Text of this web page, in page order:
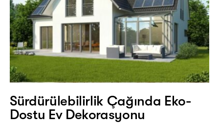
Sürdürülebilirlik Çağında Eko-
Dostu Ev Dekorasyonu